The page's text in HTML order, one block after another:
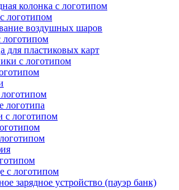
колонка с логотипом
логотипом
воздушных шаров
логотипом
для пластиковых карт
с логотипом
логотипа
с логотипом
с логотипом
зарядное устройство (пауэр банк)